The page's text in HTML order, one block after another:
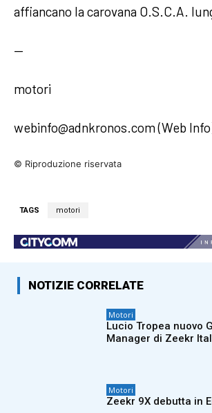
affiancano la carovana O.S.C.A.
—
motori
webinfo@adnkronos.com (Web
© Riproduzione riservata
TAGS motori
NOTIZIE CORRELATE
Motori
Lucio Tropea nuovo
Manager di Zeekr
Motori
Zeekr 9X debutta in